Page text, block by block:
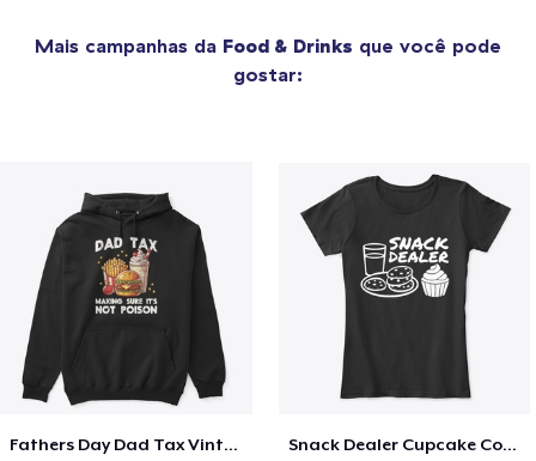
Mais campanhas da Food & Drinks que você pode
gostar:
Fathers Day Dad Tax Vintage Papa T-Shirt Snack Dealer Cupcake Cookie and Milk